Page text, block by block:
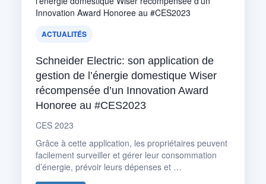
ACTUALITÉS
Schneider Electric: son application de
gestion de l’énergie domestique Wiser
récompensée d’un Innovation Award
Honoree au #CES2023
CES 2023
Grâce à cette application, les propriétaires peuvent
facilement surveiller et gérer leur consommation
d’énergie, prévoir leurs dépenses et …